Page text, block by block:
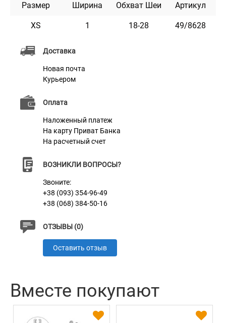
Доставка
Новая почта
Курьером
Оплата
Наложенный платеж
На карту Приват Банка
На расчетный счет
ВОЗНИКЛИ ВОПРОСЫ?
Звоните:
+38 (093) 354-96-49
+38 (068) 384-50-16
ОТЗЫВЫ (0)
Оставить отзыв
и не боится воды. Он практичен и неприхотлив в
уходе. Доступен в разных расцветках.
Характеристики
Материал
Размер Ширина Обхват Шеи Артикул
XS 1 18-28 49/8628
Вместе покупают